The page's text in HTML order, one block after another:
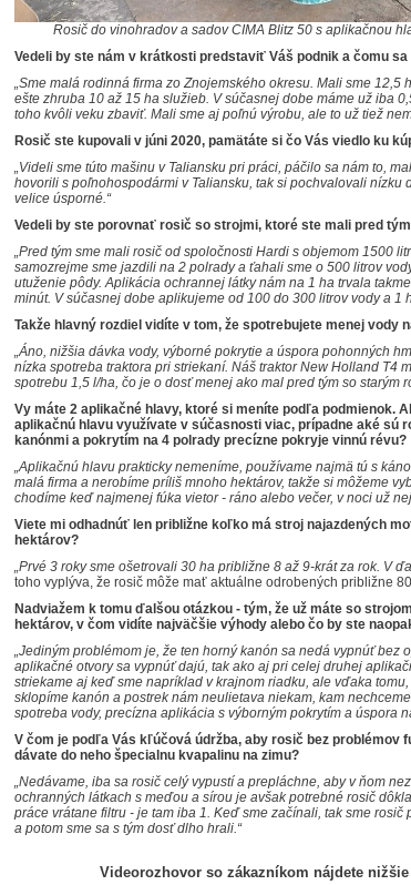
Rosič do vinohradov a sadov CIMA Blitz 50 s aplikačnou
Vedeli by ste nám v krátkosti predstaviť Váš podnik a čomu
„Sme malá rodinná firma zo Znojemského okresu. Mali sme 12,5
ešte zhruba 10 až 15 ha služieb. V súčasnej dobe máme už iba
toho kvôli veku zbaviť. Mali sme aj poľnú výrobu, ale to už tiež
Rosič ste kupovali v júni 2020, pamätáte si čo Vás viedlo ku
„Videli sme túto mašinu v Taliansku pri práci, páčilo sa nám to,
hovorili s poľnohospodármi v Taliansku, tak si pochvalovali nízku
velice úsporné.“
Vedeli by ste porovnať rosič so strojmi, ktoré ste mali pred
„Pred tým sme mali rosič od spoločnosti Hardi s objemom 1500
samozrejme sme jazdili na 2 polrady a ťahali sme o 500 litrov
utuženie pôdy. Aplikácia ochrannej látky nám na 1 ha trvala
minút. V súčasnej dobe aplikujeme od 100 do 300 litrov vody a 1
Takže hlavný rozdiel vidíte v tom, že spotrebujete menej vody
„Áno, nižšia dávka vody, výborné pokrytie a úspora pohonných
nízka spotreba traktora pri striekaní. Náš traktor New Holland T4
spotrebu 1,5 l/ha, čo je o dosť menej ako mal pred tým so starým
Vy máte 2 aplikačné hlavy, ktoré si meníte podľa podmienok.
aplikačnú hlavu využívate v súčasnosti viac, prípadne aké sú
kanónmi a pokrytím na 4 polrady precízne pokryje vinnú révu?
„Aplikačnú hlavu prakticky nemeníme, používame najmä tú s
malá firma a nerobíme príliš mnoho hektárov, takže si môžeme
chodíme keď najmenej fúka vietor - ráno alebo večer, v noci už
Viete mi odhadnúť len približne koľko má stroj najazdených
hektárov?
„Prvé 3 roky sme ošetrovali 30 ha približne 8 až 9-krát za rok. V
toho vyplýva, že rosič môže mať aktuálne odrobených približne
Nadviažem k tomu ďalšou otázkou - tým, že už máte so
hektárov, v čom vidíte najväčšie výhody alebo čo by ste
„Jediným problémom je, že ten horný kanón sa nedá vypnúť bez
aplikačné otvory sa vypnúť dajú, tak ako aj pri celej druhej
striekame aj keď sme napríklad v krajnom riadku, ale vďaka
sklopíme kanón a postrek nám neulietava niekam, kam
spotreba vody, precízna aplikácia s výborným pokrytím a úspora
V čom je podľa Vás kľúčová údržba, aby rosič bez problémov
dávate do neho špecialnu kvapalinu na zimu?
„Nedávame, iba sa rosič celý vypustí a prepláchne, aby v ňom
ochranných látkach s meďou a sírou je avšak potrebné rosič
práce vrátane filtru - je tam iba 1. Keď sme začínali, tak sme
a potom sme sa s tým dosť dlho hrali.“
Videorozhovor so zákazníkom nájdete